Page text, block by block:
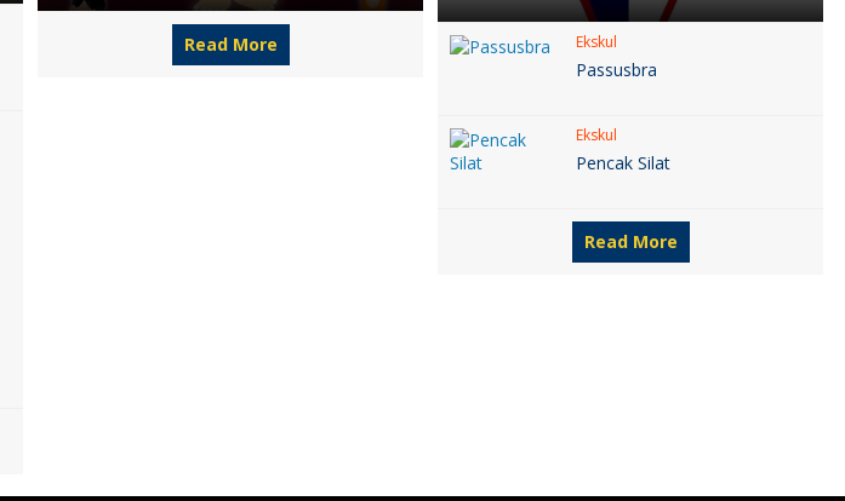
Read More Ekskul
Passusbra
Ekskul
Pencak Silat
Read More